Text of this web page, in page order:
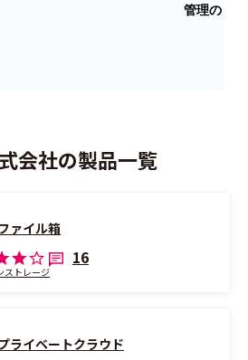
会社の製品一覧
ァイル箱
16
ストレージ
ライベートクラウド